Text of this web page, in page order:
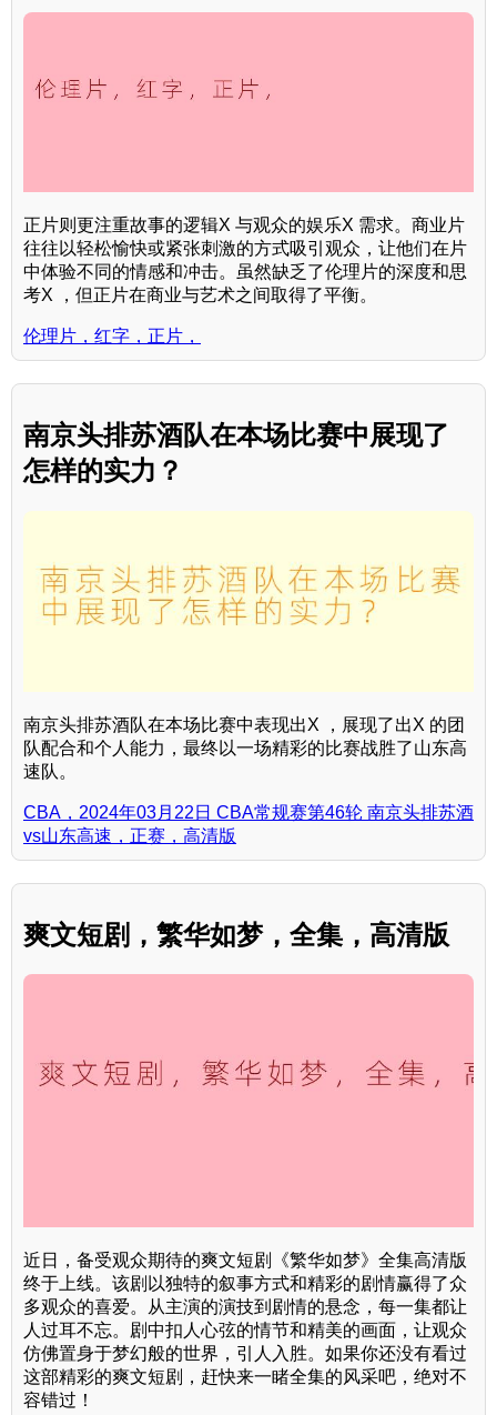
正片则更注重故事的逻辑X 与观众的娱乐X 需求。商业片
往往以轻松愉快或紧张刺激的方式吸引观众，让他们在片
中体验不同的情感和冲击。虽然缺乏了伦理片的深度和思
考X ，但正片在商业与艺术之间取得了平衡。
伦理片，红字，正片，
南京头排苏酒队在本场比赛中展现了
怎样的实力？
南京头排苏酒队在本场比赛中表现出X ，展现了出X 的团
队配合和个人能力，最终以一场精彩的比赛战胜了山东高
速队。
CBA，2024年03月22日 CBA常规赛第46轮 南京头排苏酒
vs山东高速，正赛，高清版
爽文短剧，繁华如梦，全集，高清版
近日，备受观众期待的爽文短剧《繁华如梦》全集高清版
终于上线。该剧以独特的叙事方式和精彩的剧情赢得了众
多观众的喜爱。从主演的演技到剧情的悬念，每一集都让
人过耳不忘。剧中扣人心弦的情节和精美的画面，让观众
仿佛置身于梦幻般的世界，引人入胜。如果你还没有看过
这部精彩的爽文短剧，赶快来一睹全集的风采吧，绝对不
容错过！